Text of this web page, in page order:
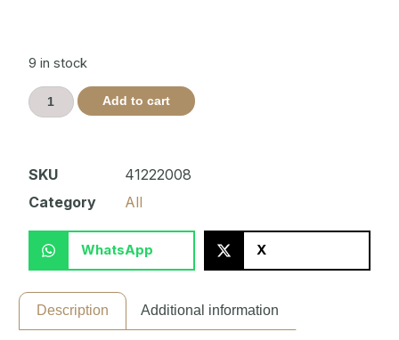
9 in stock
Add to cart
SKU
41222008
Category
All
WhatsApp X
Description Additional information